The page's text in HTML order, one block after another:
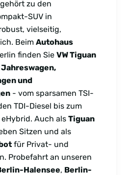
gehört zu den
SUV in
vielseitig,
Beim Autohaus
finden Sie VW Tiguan
und
- vom sparsamen TSI-
TDI-Diesel bis zum
Auch als Tiguan
Sitzen und als
für Privat- und
Probefahrt an unseren
Halensee, Berlin-